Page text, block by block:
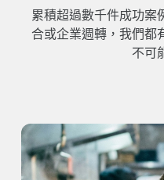
累積超過數千件成功案
合或企業週轉，我們都
不可